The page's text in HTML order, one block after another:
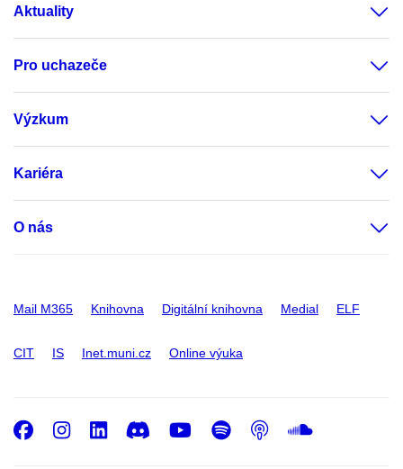
Aktuality
Pro uchazeče
Výzkum
Kariéra
O nás
Mail M365 Knihovna Digitální knihovna Medial ELF
CIT IS Inet.muni.cz Online výuka
Facebook
Instagram
LinkedIn
DiscordYoutube
Spotify
Podcast